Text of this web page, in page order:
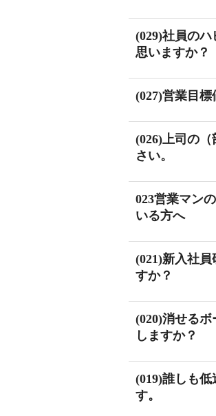
(029)社員の
思いますか？
(027)営業目
(026)上司の
さい。
023営業マン
いる方へ
(021)新入社
すか？
(020)消せる
しますか？
(019)誰しも
す。